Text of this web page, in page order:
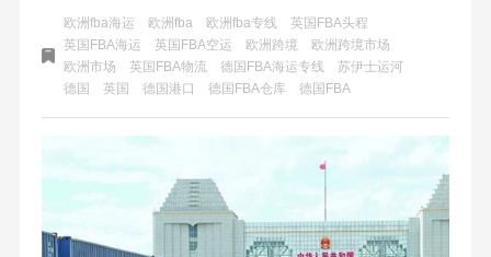
来利好。这将缓解海运拥堵，提高运输效率，稳定欧洲能源
供应，并推动经济复苏。然而，航运公司仍持谨慎态度，需
密切关注运河通行能力和全球海运市场动态。
欧洲fba海运 欧洲fba 欧洲fba专线
英国FBA头程
英国FBA海运
英国FBA空运 欧洲跨境
欧洲跨境市场
欧洲市场
英国FBA物流 德国FBA海运专线
苏伊士运河
德国
英国 德国港口 德国FBA仓库 德国FBA